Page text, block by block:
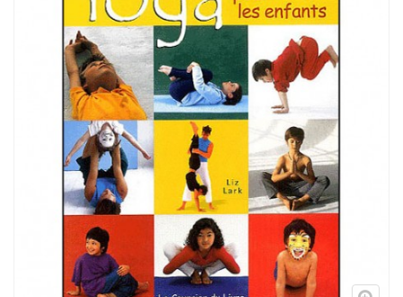
Chaussures
Protections
Cible de frappe
Condition physique
Accessoires
Tatamis
Décoration
Voir plus